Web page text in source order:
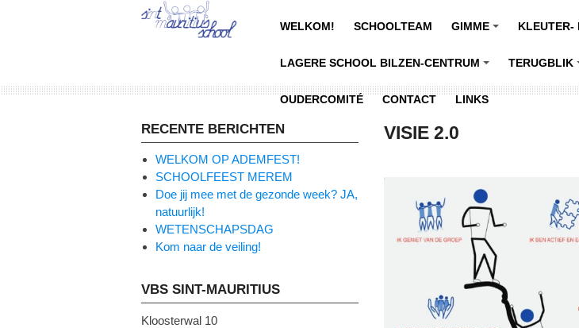
WELKOM! SCHOOLTEAM GIMME KLEUTER-
LAGERE SCHOOL BILZEN-CENTRUM TERUGBLIK
OUDERCOMITÉ CONTACT LINKS
VISIE 2.0
RECENTE BERICHTEN
WELKOM OP ADEMFEST!
SCHOOLFEEST MEREM
Doe jij mee met de gezonde week? JA,
natuurlijk!
WETENSCHAPSDAG
Kom naar de veiling!
VBS SINT-MAURITIUS
Kloosterwal 10